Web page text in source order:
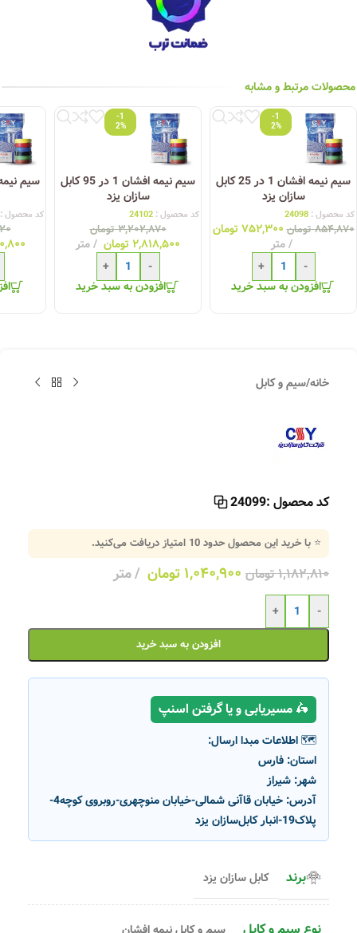
محصولات مرتبط و مشابه
-1
2%
سیم نیمه افشان 1 در 25 کابل
سازان یزد
کد محصول : 24098
۸۵۴,۸۷۰ تومان ۷۵۲,۳۰۰ تومان
متر
-
+
افزودن به سبد خرید
-1
2%
سیم نیمه افشان 1 در 95 کابل
سازان یزد
کد محصول : 24102
۳,۲۰۲,۸۷۰ تومان
۲,۸۱۸,۵۰۰ تومان
متر
-
+
افزودن به سبد خرید
کد محصول
خانه/سیم و کابل
کد محصول :24099
⭐ با خرید این محصول حدود10 امتیاز دریافت می‌کنید.
۱,۱۸۲,۸۱۰تومان ۱,۰۴۰,۹۰۰ تومان متر
-
+
افزودن به سبد خرید
🛵 مسیریابی و یا گرفتن اسنپ
🗺️ اطلاعات مبدا ارسال:
استان: فارس
شهر: شیراز
آدرس:
خیابان قاآنی شمالی-خیابان منوچهری-روبروی کوچه4-
پلاک19-انبار کابل‌سازان یزد
برند کابل سازان یزد